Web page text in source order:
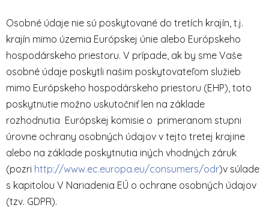
Osobné údaje nie sú poskytované do tretích krajín, t.j.
krajín mimo územia Európskej únie alebo Európskeho
hospodárskeho priestoru. V prípade, ak by sme Vaše
osobné údaje poskytli našim poskytovateľom služieb
mimo Európskeho hospodárskeho priestoru (EHP), toto
poskytnutie možno uskutočniť len na základe
rozhodnutia Európskej komisie o primeranom stupni
úrovne ochrany osobných údajov v tejto tretej krajine
alebo na základe poskytnutia iných vhodných záruk
(pozri http://www.ec.europa.eu/consumers/odr)v súlade
s kapitolou V Nariadenia EÚ o ochrane osobných údajov
(tzv. GDPR).